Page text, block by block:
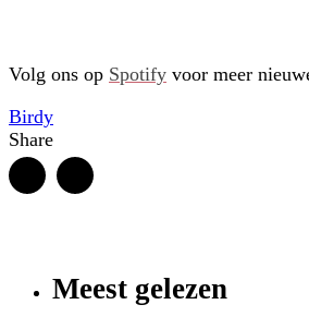
Volg ons op Spotify voor meer
Birdy
Share
Meest gelezen